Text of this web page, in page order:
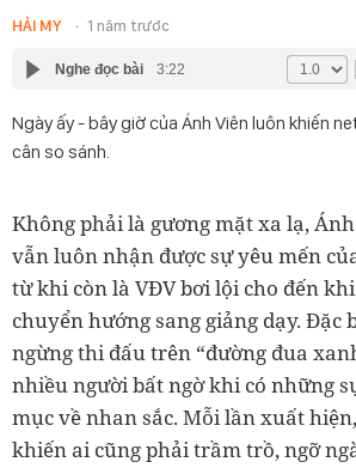
HẢI MY 1 năm trước
Nghe đọc bài 3:22
Ngày ấy - bây giờ của Ánh Viên luôn khiến
cân so sánh.
Không phải là gương mặt xa lạ,
vẫn luôn nhận được sự yêu mến
từ khi còn là VĐV bơi lội cho đến
chuyển hướng sang giảng dạy. Đặc
ngừng thi đấu trên “đường đua
nhiều người bất ngờ khi có những
mục về nhan sắc. Mỗi lần xuất
khiến ai cũng phải trầm trồ, ngỡ